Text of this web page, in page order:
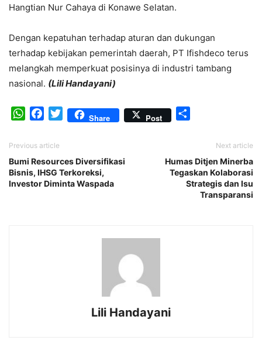
Hangtian Nur Cahaya di Konawe Selatan.
Dengan kepatuhan terhadap aturan dan dukungan
terhadap kebijakan pemerintah daerah, PT Ifishdeco terus
melangkah memperkuat posisinya di industri tambang
nasional. (Lili Handayani)
WhatsAppFacebook
TwitterShare Post
Previous article
Bumi Resources Diversifikasi
Bisnis, IHSG Terkoreksi,
Investor Diminta Waspada
Next article
Humas Ditjen Minerba
Tegaskan Kolaborasi
Strategis dan Isu
Transparansi
Lili Handayani